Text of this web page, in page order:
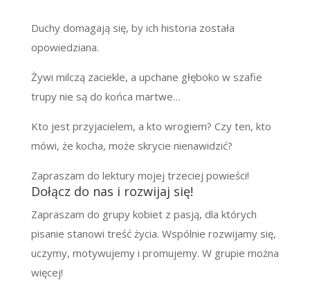
Duchy domagają się, by ich historia została
opowiedziana.
Żywi milczą zaciekle, a upchane głęboko w szafie
trupy nie są do końca martwe…
Kto jest przyjacielem, a kto wrogiem? Czy ten, kto
mówi, że kocha, może skrycie nienawidzić?
Zapraszam do lektury mojej trzeciej powieści!
Dołącz do nas i rozwijaj się!
Zapraszam do grupy kobiet z pasją, dla których
pisanie stanowi treść życia. Wspólnie rozwijamy się,
uczymy, motywujemy i promujemy. W grupie można
więcej!